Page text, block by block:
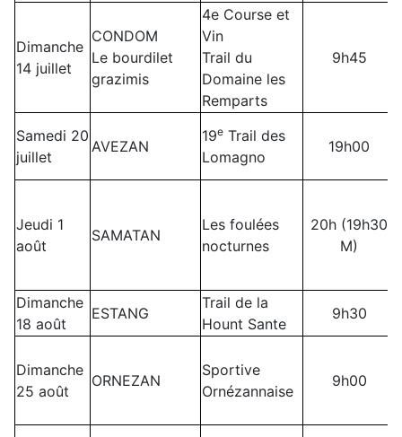
Dimanche
14 juillet
CONDOM
Le bourdilet
grazimis
4e Course et
Vin
Trail du
Domaine les
Remparts
9h45
Samedi 20
juillet
AVEZAN
19e Trail des
Lomagno
19h00
Jeudi 1
août
SAMATAN
Les foulées
nocturnes
20h (19h30
M)
Dimanche
18 août
ESTANG
Trail de la
Hount Sante
9h30
Dimanche
25 août
ORNEZAN
Sportive
Ornézannaise
9h00